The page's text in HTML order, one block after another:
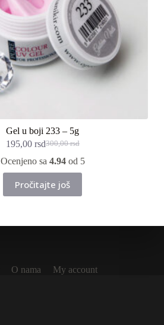
Gel u boji 233 – 5g
300,00rsd
Originalna
cena
bila:
300,00 rsd.
195,00 rsdTrenutna
cena
195,00 rsd.
Ocenjeno sa 4.94od 5
Pročitajte još
O nama
My account